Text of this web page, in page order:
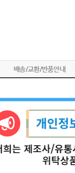
배송/교환/반품안내